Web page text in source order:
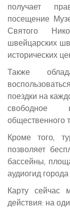
получает
посещение
Святого
швейцарских
исторических
Также
поездки на
свободное
общественного
Кроме того,
позволяет
бассейны,
аудиогид
Карту сейчас
действия: на